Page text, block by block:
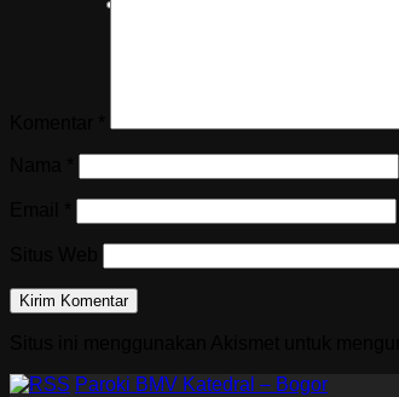
Paroki BMV Katedral – Bogor